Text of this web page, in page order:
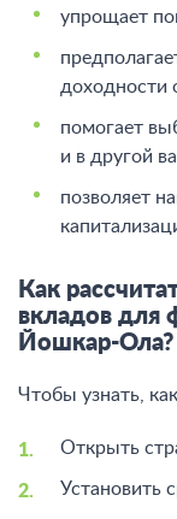
упрощает
доходности
помогает
и в другой
позволяет
Как
вкладов для
Йошкар-Ола?
Чтобы узнать,
Открыть
Установить